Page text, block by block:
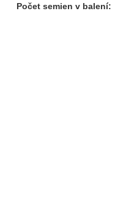
Počet semien v balení: